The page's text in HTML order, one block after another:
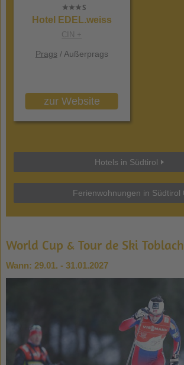
Hotel EDEL.weiss
CIN +
Prags / Außerprags
zur Website
Hotels in Südtirol
Ferienwohnungen in Südtirol
World Cup & Tour de Ski Toblach
Wann: 29.01. - 31.01.2027